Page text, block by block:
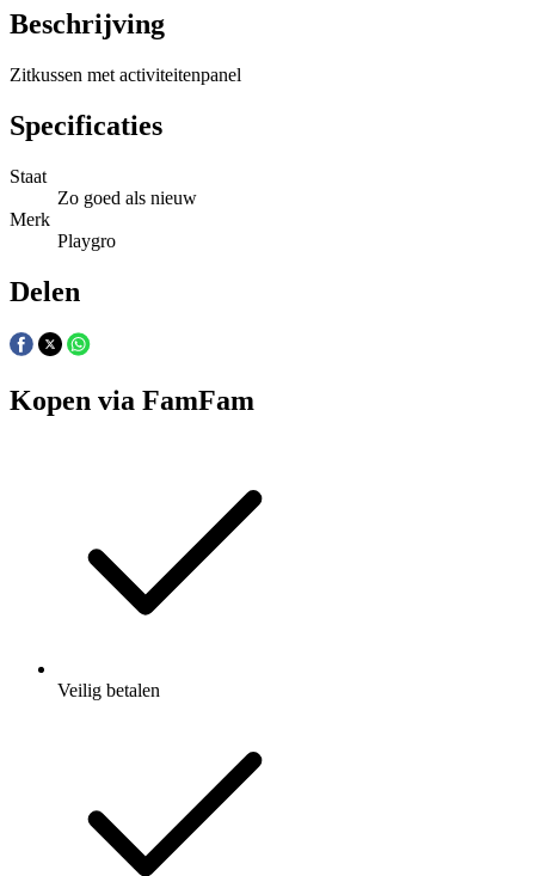
Beschrijving
Zitkussen met activiteitenpanel
Specificaties
Staat
Zo goed als nieuw
Merk
Playgro
Delen
Kopen via FamFam
Veilig betalen